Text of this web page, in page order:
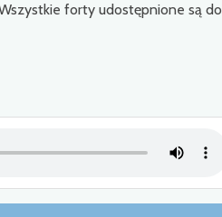
forty udostępnione są do